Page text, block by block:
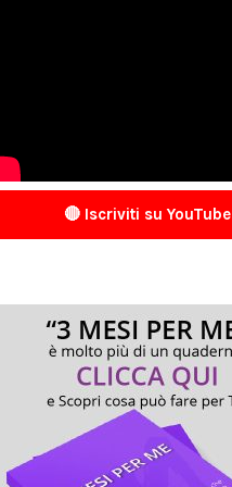
🔴 Iscriviti su YouTube